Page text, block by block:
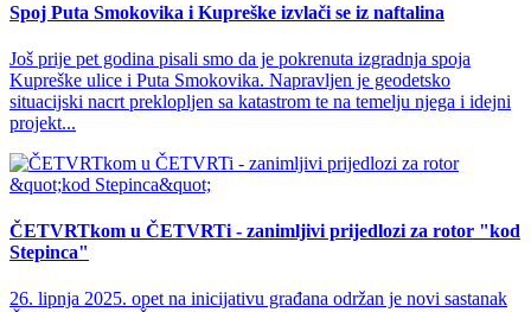
Spoj Puta Smokovika i Kupreške izvlači se iz naftalina
Još prije pet godina pisali smo da je pokrenuta izgradnja spoja
Kupreške ulice i Puta Smokovika. Napravljen je geodetsko
situacijski nacrt preklopljen sa katastrom te na temelju njega i idejni
projekt...
ČETVRTkom u ČETVRTi - zanimljivi prijedlozi za rotor "kod
Stepinca"
26. lipnja 2025. opet na inicijativu građana održan je novi sastanak